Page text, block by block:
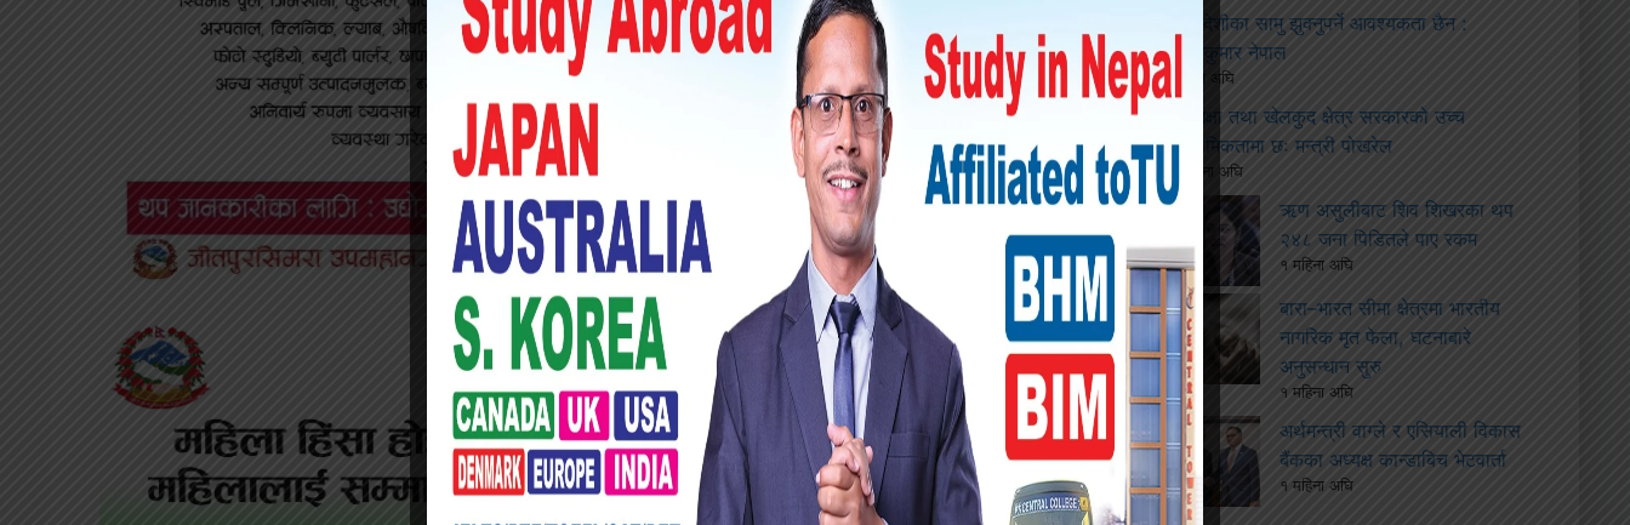
विदेशीका सामु झुक्नुपर्ने आवश्यकता छैन :
माधवकुमार नेपाल
२ हप्ता अघि
शिक्षा तथा खेलकुद क्षेत्र सरकारको उच्च
प्राथमिकतामा छः मन्त्री पोखरेल
१ महिना अघि
ऋण असुलीबाट शिव शिखरका थप
२४८ जना पिडितले पाए रकम
१ महिना अघि
बारा–भारत सीमा क्षेत्रमा भारतीय
नागरिक मृत फेला, घटनाबारे
अनुसन्धान सुरु
१ महिना अघि
अर्थमन्त्री वाग्ले र एसियाली विकास
बैंकका अध्यक्ष कान्डाबिच भेटवार्ता
१ महिना अघि